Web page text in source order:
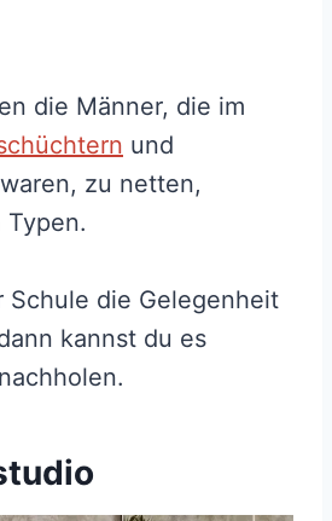
die Männer, die im
und
zu netten,
Typen.
Schule die Gelegenheit
kannst du es